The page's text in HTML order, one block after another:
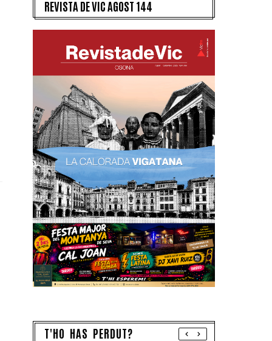
REVISTA DE VIC AGOST 144
T'HO HAS PERDUT?